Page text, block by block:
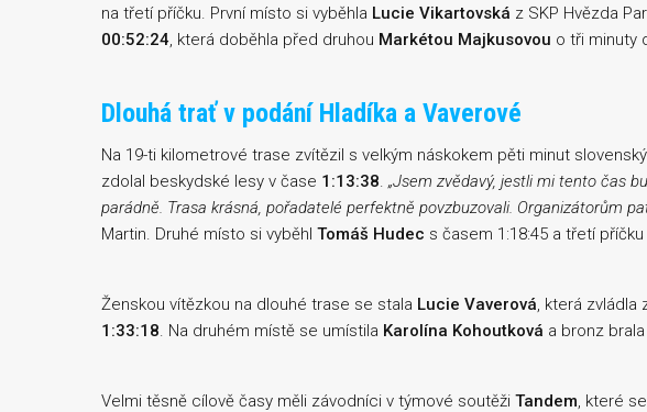
na třetí příčku. První místo si vyběhla Lucie Vikartovská z SKP Hvězda
00:52:24, která doběhla před druhou Markétou Majkusovou o tři minuty
Dlouhá trať v podání Hladíka a Vaverové
Na 19-ti kilometrové trase zvítězil s velkým náskokem pěti minut
zdolal beskydské lesy v čase 1:13:38. „Jsem zvědavý, jestli mi tento čas
parádně. Trasa krásná, pořadatelé perfektně povzbuzovali. Organizátorům
Martin. Druhé místo si vyběhl Tomáš Hudec s časem 1:18:45 a třetí
Ženskou vítězkou na dlouhé trase se stala Lucie Vaverová, která zvládla
1:33:18. Na druhém místě se umístila Karolína Kohoutková a bronz brala
Velmi těsně cílově časy měli závodníci v týmové soutěži Tandem, které